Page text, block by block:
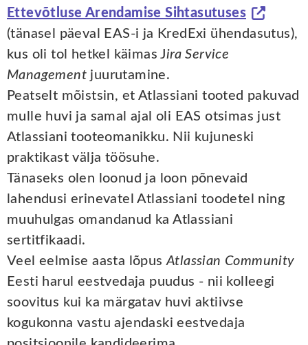
Ettevõtluse Arendamise Sihtasutuses
(tänasel päeval EAS-i ja KredExi ühendasutus),
kus oli tol hetkel käimas Jira Service
Management juurutamine.
Peatselt mõistsin, et Atlassiani tooted pakuvad
mulle huvi ja samal ajal oli EAS otsimas just
Atlassiani tooteomanikku. Nii kujuneski
praktikast välja töösuhe.
Tänaseks olen loonud ja loon põnevaid
lahendusi erinevatel Atlassiani toodetel ning
muuhulgas omandanud ka Atlassiani
sertitfikaadi.
Veel eelmise aasta lõpusAtlassian Community
Eesti harul eestvedaja puudus - nii kolleegi
soovitus kui ka märgatav huvi aktiivse
kogukonna vastu ajendaski eestvedaja